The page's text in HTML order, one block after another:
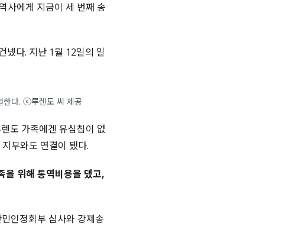
사에게 지금이 세 번째 송
넸다. 지난 1월 12일의 일
한다. ⓒ루렌도 씨 제공
도 가족에겐 유심칩이 없
부와도 연결이 됐다.
을 위해 통역비용을 댔고,
인정회부 심사와 강제송